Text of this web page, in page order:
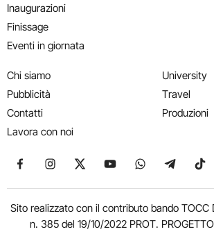
Inaugurazioni
Finissage
Eventi in giornata
Chi siamo
Pubblicità
Contatti
Lavora con noi
University
Travel
Produzioni
Seguici su Facebook
Seguici su Instagram
Seguici su X
Seguici su YouTube
Seguici su
Seguici
Sito realizzato con il contributo bando
n. 385 del 19/10/2022 PROT.